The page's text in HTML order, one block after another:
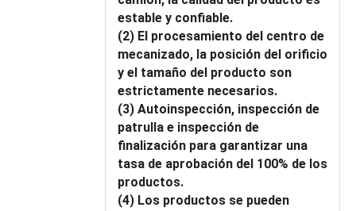
estable y confiable.
(2) El procesamiento del centro de
mecanizado, la posición del orificio
y el tamaño del producto son
estrictamente necesarios.
(3) Autoinspección, inspección de
patrulla e inspección de
finalización para garantizar una
tasa de aprobación del 100% de los
productos.
(4) Los productos se pueden